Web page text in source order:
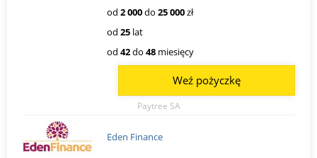
od 2 000do 25 000zł
od 25 lat
od 42do 48 miesięcy
Paytree SA
Weź pożyczkę
Eden Finance